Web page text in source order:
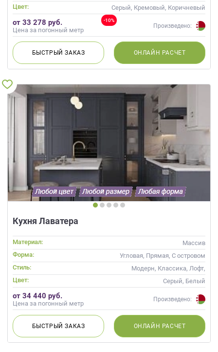
Современные
Цвет: Серый, Кремовый, Коричневый
-10%
от 33 278 руб.
Цена за погонный метр
Произведено:
БЫСТРЫЙЗАКАЗ ОНЛАЙН РАСЧЕТ
Кухня Лаватера
Материал:
Массив
Форма:
Угловая, Прямая, С островом
Стиль:
Модерн, Классика, Лофт,
Скандинавский, Неоклассика,
Современные
Цвет: Серый, Белый
от 34 440 руб.
Цена за погонный метр
Произведено:
БЫСТРЫЙЗАКАЗ ОНЛАЙН РАСЧЕТ